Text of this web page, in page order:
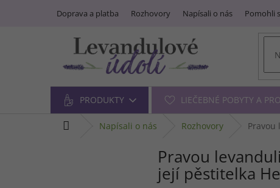
Doprava a platba Rozhovory Napísali o nás Pomohli
PRODUKTY LIEČEBNÉ POBYTY A
domov napísali o nás rozhovory Pravou
Pravou
její pěstitelka